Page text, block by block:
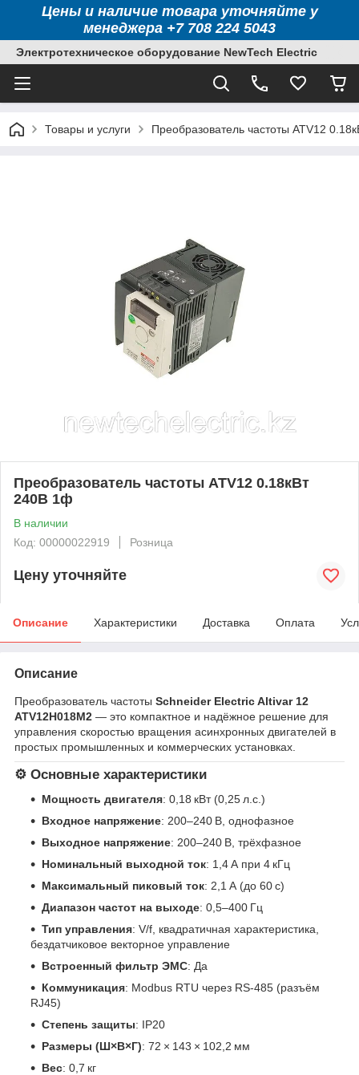
Цены и наличие товара уточняйте у
менеджера +7 708 224 5043
Электротехническое оборудование NewTech Electric
Товары и услуги Преобразователь частоты ATV12
Преобразователь частоты ATV12 0.18кВт
240В 1ф
В наличии
Код: 00000022919
Розница
Цену уточняйте
Описание Характеристики Доставка Оплата
Описание
Преобразователь частоты Schneider Electric Altivar 12
ATV12H018M2 — это компактное и надёжное решение для
управления скоростью вращения асинхронных двигателей в
простых промышленных и коммерческих установках.
⚙️ Основные характеристики
Мощность двигателя: 0,18 кВт (0,25 л.с.)
Входное напряжение: 200–240 В, однофазное
Выходное напряжение: 200–240 В, трёхфазное
Номинальный выходной ток: 1,4 А при 4 кГц
Максимальный пиковый ток: 2,1 А (до 60 с)
Диапазон частот на выходе: 0,5–400 Гц
Тип управления: V/f, квадратичная характеристика,
бездатчиковое векторное управление
Встроенный фильтр ЭМС: Да
Коммуникация: Modbus RTU через RS-485 (разъём
RJ45)
Степень защиты: IP20
Размеры (Ш×В×Г): 72 × 143 × 102,2 мм
Вес: 0,7 кг